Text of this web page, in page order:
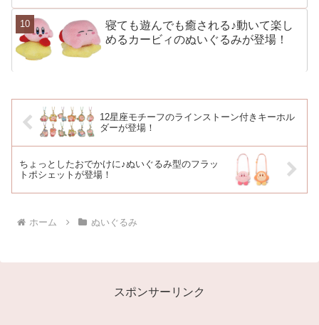
寝ても遊んでも癒される♪動いて楽し
めるカービィのぬいぐるみが登場！
12星座モチーフのラインストーン付きキーホル
ダーが登場！
ちょっとしたおでかけに♪ぬいぐるみ型のフラッ
トポシェットが登場！
ホーム ぬいぐるみ
スポンサーリンク